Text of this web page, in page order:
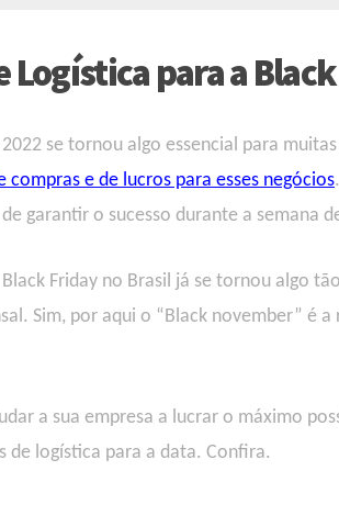
Logística para a
2022 se tornou algo essencial para
compras e de lucros para esses negócios
garantir o sucesso durante a semana
Friday no Brasil já se tornou algo
Sim, por aqui o “Black november” é
a sua empresa a lucrar o máximo
de logística para a data. Confira.